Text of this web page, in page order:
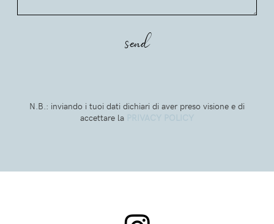
N.B.: inviando i tuoi dati dichiari di aver preso visione e di
accettare la